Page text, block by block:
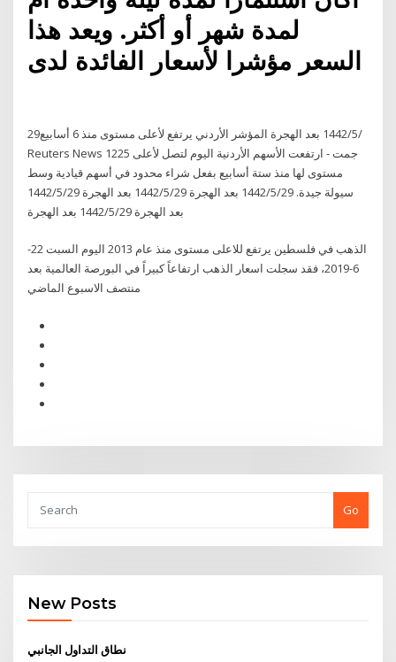
لمدة شهر أو أكثر. ويعد هذا
السعر مؤشرا لأسعار الفائدة لدى
29‏‏/5‏‏/1442 بعد الهجرة المؤشر الأردني يرتفع لأعلى مستوى منذ 6 أسابيع
Reuters News 1225 جمت - ارتفعت الأسهم الأردنية اليوم لتصل لأعلى
مستوى لها منذ ستة أسابيع بفعل شراء محدود في أسهم قيادية وسط
سيولة جيدة. 29‏‏/5‏‏/1442 بعد الهجرة 29‏‏/5‏‏/1442 بعد الهجرة 29‏‏/5‏‏/1442
بعد الهجرة 29‏‏/5‏‏/1442 بعد الهجرة
الذهب في فلسطين يرتفع للاعلى مستوى منذ عام 2013 اليوم السبت 22-
6-2019، فقد سجلت اسعار الذهب ارتفاعاً كبيراً في البورصة العالمية بعد
منتصف الاسبوع الماضي
Go
New Posts
نطاق التداول الجانبي